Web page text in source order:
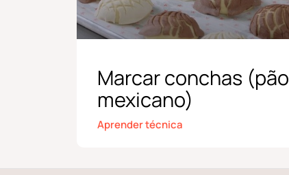
Marcar conchas (pão
mexicano)
Aprender técnica